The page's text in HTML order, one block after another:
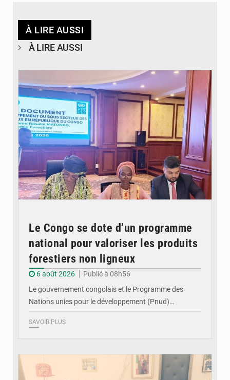
À LIRE AUSSI
À LIRE AUSSI
Le Congo se dote d’un programme
national pour valoriser les produits
forestiers non ligneux
6 août 2026
Publié à 08h56
Le gouvernement congolais et le Programme des
Nations unies pour le développement (Pnud)…
SAVOIR PLUS